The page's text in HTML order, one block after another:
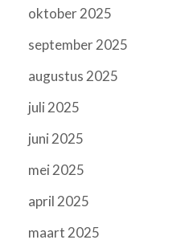
oktober 2025
september 2025
augustus 2025
juli 2025
juni 2025
mei 2025
april 2025
maart 2025